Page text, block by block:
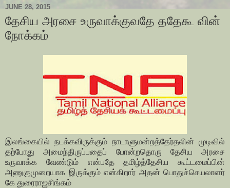
JUNE 28, 2015
தேசிய அரசை உருவாக்குவதே ததேகூ வின்
நோக்கம்
இலங்கையில் நடக்கவிருக்கும் நாடாளுமன்றத்தேர்தலின் முடிவில்
தற்போது அமைந்திருப்பதைப் போன்றதொரு தேசிய அரசை
உருவாக்க வேண்டும் என்பதே தமிழ்த்தேசிய கூட்டமைப்பின்
அணுகுமுறையாக இருக்கும் என்கிறார் அதன் பொதுச்செயலாளர்
கே துரைராஜசிங்கம்